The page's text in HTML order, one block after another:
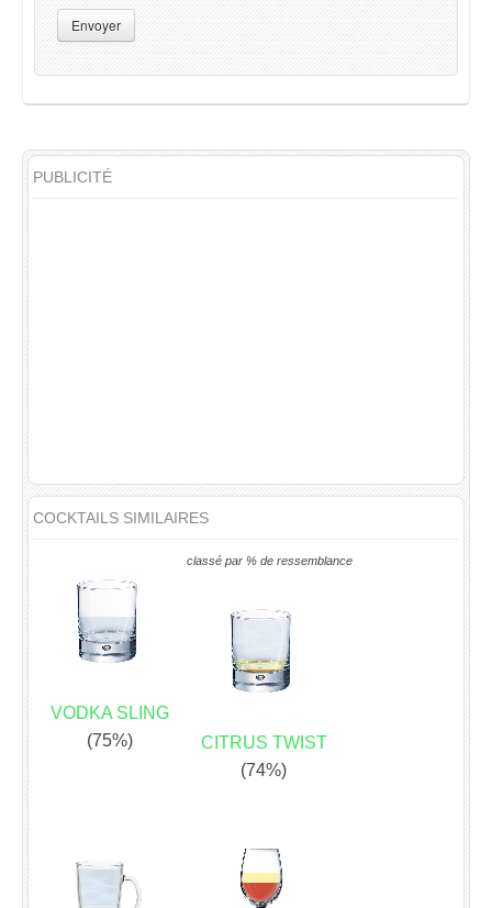
Envoyer
PUBLICITÉ
COCKTAILS SIMILAIRES
classé par % de ressemblance
VODKA SLING
(75%)
CITRUS TWIST
(74%)